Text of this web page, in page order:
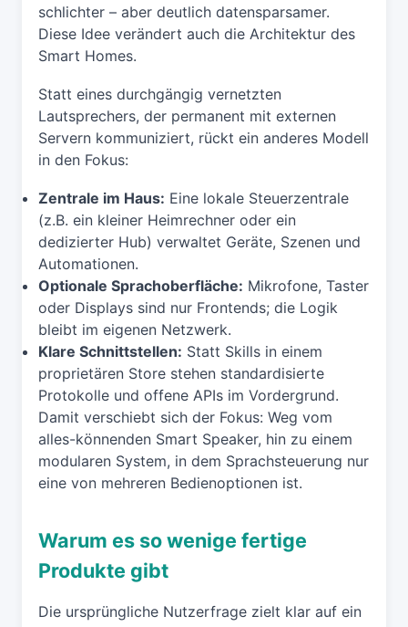
schlichter – aber deutlich datensparsamer.
Diese Idee verändert auch die Architektur des
Smart Homes.
Statt eines durchgängig vernetzten
Lautsprechers, der permanent mit externen
Servern kommuniziert, rückt ein anderes Modell
in den Fokus:
Zentrale im Haus: Eine lokale Steuerzentrale
(z.B. ein kleiner Heimrechner oder ein
dedizierter Hub) verwaltet Geräte, Szenen und
Automationen.
Optionale Sprachoberfläche: Mikrofone, Taster
oder Displays sind nur Frontends; die Logik
bleibt im eigenen Netzwerk.
Klare Schnittstellen: Statt Skills in einem
proprietären Store stehen standardisierte
Protokolle und offene APIs im Vordergrund.
Damit verschiebt sich der Fokus: Weg vom
alles-könnenden Smart Speaker, hin zu einem
modularen System, in dem Sprachsteuerung nur
eine von mehreren Bedienoptionen ist.
Warum es so wenige fertige
Produkte gibt
Die ursprüngliche Nutzerfrage zielt klar auf ein